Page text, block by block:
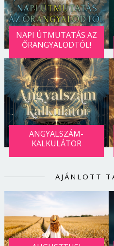
NAPI ÚTMUTATÁS AZ
ŐRANGYALODTÓL!
ANGYALSZÁM-
KALKULÁTOR
AJÁNLOTT
Borsonline
E-mail cím vagy